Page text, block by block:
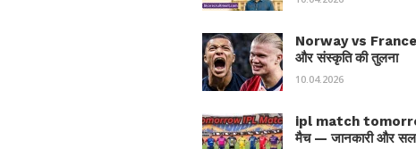
Norway vs France:
और संस्कृति की तुलना
10.04.2026
ipl match
मैच — जानकारी और